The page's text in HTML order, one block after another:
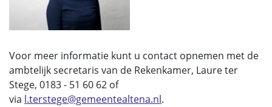
Voor meer informatie kunt u contact opnemen met de
ambtelijk secretaris van de Rekenkamer, Laure ter
Stege, 0183 - 51 60 62 of
via l.terstege@gemeentealtena.nl.